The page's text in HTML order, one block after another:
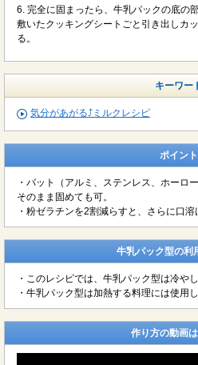
6. 完全に固まったら、牛乳パックの底の
敷いたクッキングシートごと引き出しカ
る。
キーワー
気分があがる⤴ミルクレシピ
ポイント
・バット（アルミ、ステンレス、ホーロ
そのまま固めても可。
・粉ゼラチンを2割減らすと、さらに口溶
牛乳パック型の利
・このレシピでは、牛乳パック型は冷や
・牛乳パック型は加熱する料理には使用
作り方の動画